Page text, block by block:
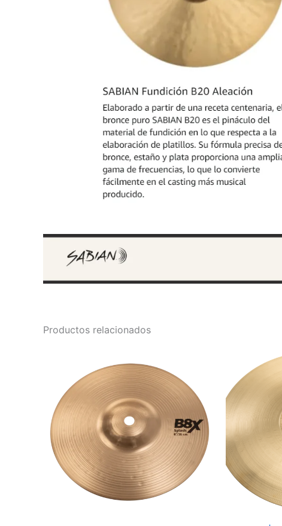
Productos relacionados